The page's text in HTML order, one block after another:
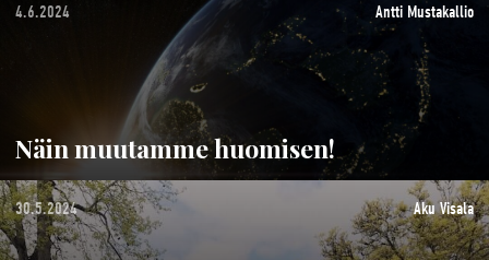
4.6.2024 Antti Mustakallio
Näin muutamme huomisen!
30.5.2024 Aku Visala